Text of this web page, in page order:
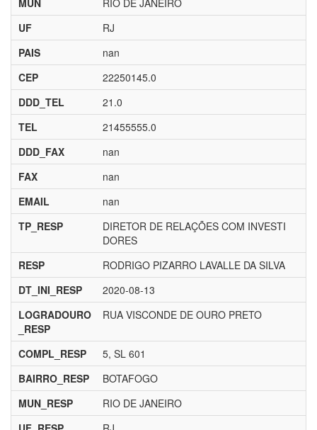
MUN
RIO DE JANEIRO
UF
RJ
PAIS
nan
CEP
22250145.0
DDD_TEL
21.0
TEL
21455555.0
DDD_FAX
nan
FAX
nan
EMAIL
nan
TP_RESP
DIRETOR DE RELAÇÕES COM INVESTI
DORES
RESP
RODRIGO PIZARRO LAVALLE DA SILVA
DT_INI_RESP
2020-08-13
LOGRADOURO
_RESP
RUA VISCONDE DE OURO PRETO
COMPL_RESP
5, SL 601
BAIRRO_RESP
BOTAFOGO
MUN_RESP
RIO DE JANEIRO